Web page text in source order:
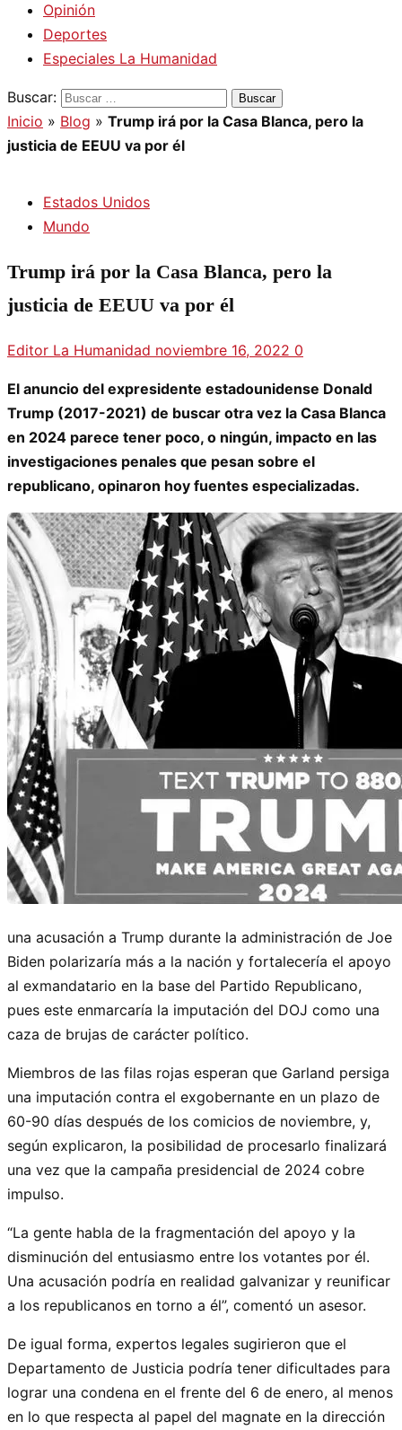
Opinión
Deportes
Especiales La Humanidad
Buscar:
Inicio » Blog » Trump irá por la Casa Blanca, pero la
justicia de EEUU va por él
Estados Unidos
Mundo
Trump irá por la Casa Blanca, pero la
justicia de EEUU va por él
Editor La Humanidad noviembre 16, 2022 0
El anuncio del expresidente estadounidense Donald
Trump (2017-2021) de buscar otra vez la Casa Blanca
en 2024 parece tener poco, o ningún, impacto en las
investigaciones penales que pesan sobre el
republicano, opinaron hoy fuentes especializadas.
una acusación a Trump durante la administración de Joe
Biden polarizaría más a la nación y fortalecería el apoyo
al exmandatario en la base del Partido Republicano,
pues este enmarcaría la imputación del DOJ como una
caza de brujas de carácter político.
Miembros de las filas rojas esperan que Garland persiga
una imputación contra el exgobernante en un plazo de
60-90 días después de los comicios de noviembre, y,
según explicaron, la posibilidad de procesarlo finalizará
una vez que la campaña presidencial de 2024 cobre
impulso.
“La gente habla de la fragmentación del apoyo y la
disminución del entusiasmo entre los votantes por él.
Una acusación podría en realidad galvanizar y reunificar
a los republicanos en torno a él”, comentó un asesor.
De igual forma, expertos legales sugirieron que el
Departamento de Justicia podría tener dificultades para
lograr una condena en el frente del 6 de enero, al menos
en lo que respecta al papel del magnate en la dirección